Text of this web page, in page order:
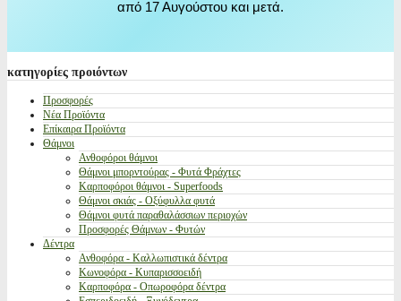
από 17 Αυγούστου και μετά.
κατηγορίες προιόντων
Προσφορές
Νέα Προϊόντα
Επίκαιρα Προϊόντα
Θάμνοι
Ανθοφόροι θάμνοι
Θάμνοι μπορντούρας - Φυτά Φράχτες
Καρποφόροι θάμνοι - Superfoods
Θάμνοι σκιάς - Οξύφυλλα φυτά
Θάμνοι φυτά παραθαλάσσιων περιοχών
Προσφορές Θάμνων - Φυτών
Δέντρα
Ανθοφόρα - Καλλωπιστικά δέντρα
Κωνοφόρα - Κυπαρισσοειδή
Καρποφόρα - Οπωροφόρα δέντρα